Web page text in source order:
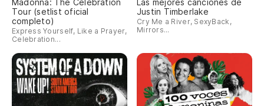
Tour (setlist oficial
completo)
Express Yourself, Like a Prayer,
Celebration...
Justin Timberlake
Cry Me a River, SexyBack,
Mirrors...